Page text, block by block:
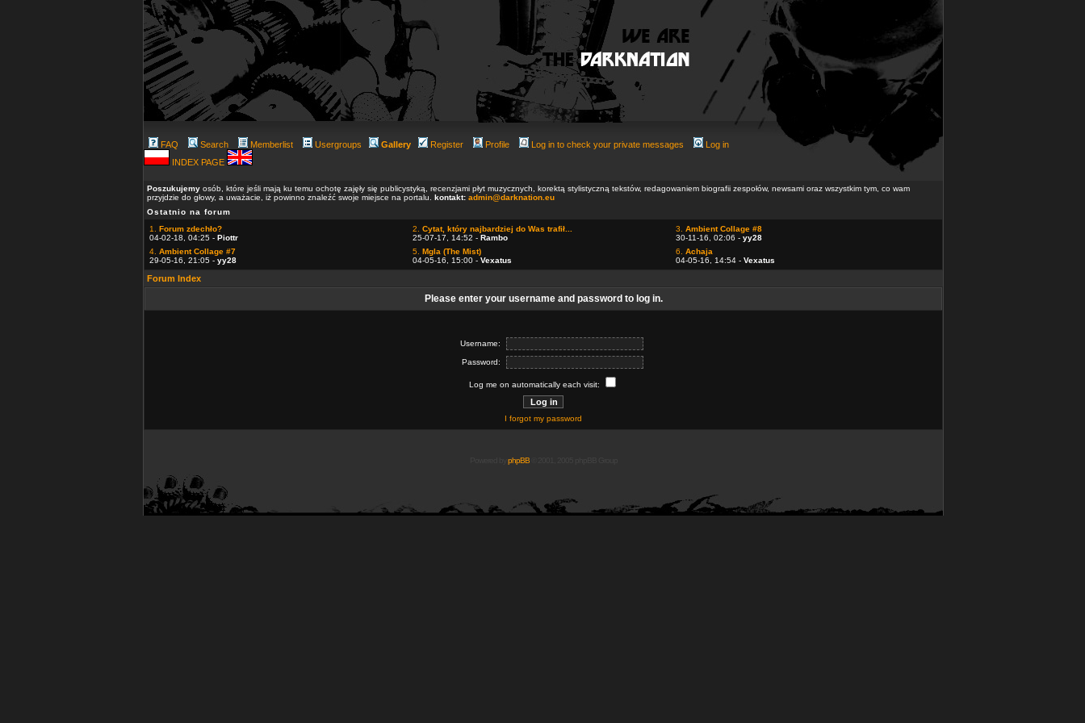
FAQ Search Memberlist Usergroups Gallery Register Profile Log in to check your private messages
Log in
INDEX PAGE
Poszukujemy osób, które jeśli mają ku temu ochotę zajęły się publicystyką, recenzjami płyt muzycznych, korektą stylistyczną tekstów, redagowaniem biografii zespołów, newsami oraz wszystkim tym, co wam
przyjdzie do głowy, a uważacie, iż powinno znaleźć swoje miejsce na portalu. kontakt: admin@darknation.eu
Ostatnio na forum
1. Forum zdechło?
04-02-18, 04:25 - Piottr
2. Cytat, który najbardziej do Was trafił...
25-07-17, 14:52 - Rambo
3. Ambient Collage #8
30-11-16, 02:06 - yy28
4. Ambient Collage #7
29-05-16, 21:05 - yy28
5. Mgla (The Mist)
04-05-16, 15:00 - Vexatus
6. Achaja
04-05-16, 14:54 - Vexatus
Forum Index
Please enter your username and password to log in.
Username:
Password:
Log me on automatically each visit:
I forgot my password
phpBB© 2001, 2005 phpBB Group